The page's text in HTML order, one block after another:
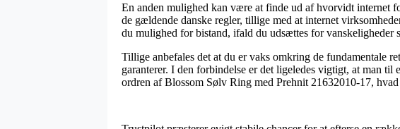
En anden mulighed kan være at finde ud af hvorvidt internet
de gældende danske regler, tillige med at internet
du mulighed for bistand, ifald du udsættes for vanskeligheder
Tillige anbefales det at du er vaks omkring de fundamentale
garanterer. I den forbindelse er det ligeledes vigtigt, at man
ordren af Blossom Sølv Ring med Prehnit 21632010-17,